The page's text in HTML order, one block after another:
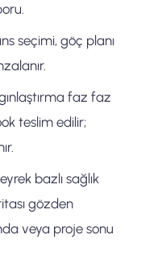
seçimi, göç planı
faz faz
teslim edilir;
bazlı sağlık
gözden
veya proje sonu